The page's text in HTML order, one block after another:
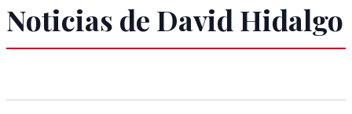
Noticias de David Hidalgo